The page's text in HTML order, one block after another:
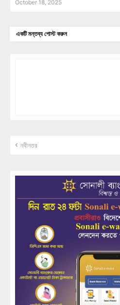
October 18, 2025
একটি মন্তব্য পোস্ট করুন
নবীনতর